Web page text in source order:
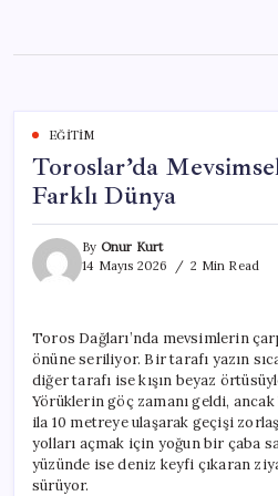
content
EĞITIM
Toroslar’da
Farklı Dünya
By Onur Kurt
14 Mayıs 2026
2 Min Read
Toros Dağları’nda mevsimlerin
önüne seriliyor. Bir tarafı yazın
diğer tarafı ise kışın beyaz
Yörüklerin göç zamanı geldi,
ila 10 metreye ulaşarak geçişi
yolları açmak için yoğun bir çaba
yüzünde ise deniz keyfi çıkaran
sürüyor.